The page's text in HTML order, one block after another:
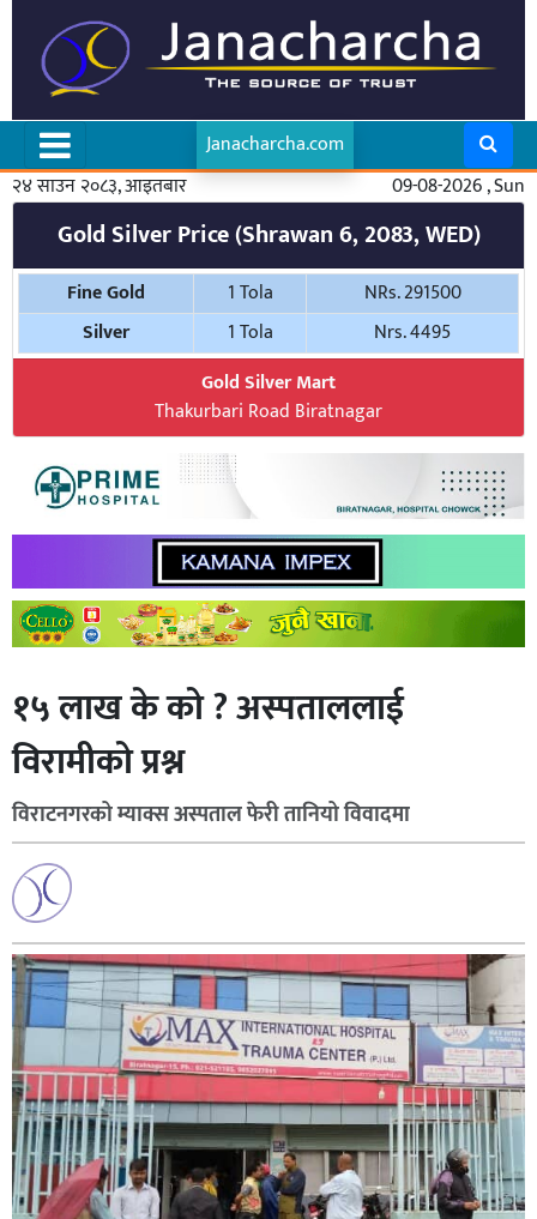
Janacharcha.com
२४ साउन २०८३, आइतबार
09-08-2026 , Sun
Gold Silver Price (Shrawan 6, 2083, WED)
Fine Gold 1 Tola
NRs. 291500
Silver
1 Tola
Nrs. 4495
Gold Silver Mart
Thakurbari Road Biratnagar
१५ लाख के को ? अस्पताललाई
विरामीको प्रश्न
विराटनगरको म्याक्स अस्पताल फेरी तानियो विवादमा